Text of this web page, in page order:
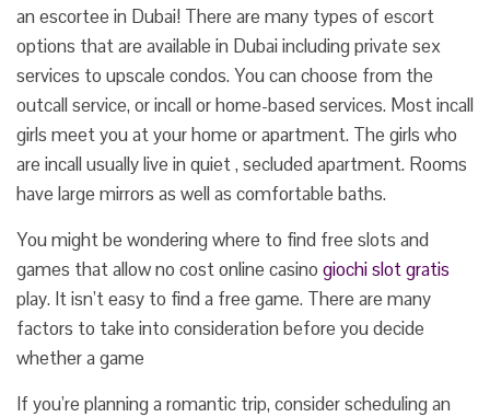
an escortee in Dubai! There are many types of escort
options that are available in Dubai including private sex
services to upscale condos. You can choose from the
outcall service, or incall or home-based services. Most incall
girls meet you at your home or apartment. The girls who
are incall usually live in quiet , secluded apartment. Rooms
have large mirrors as well as comfortable baths.
You might be wondering where to find free slots and
games that allow no cost online casino giochi slot gratis
play. It isn’t easy to find a free game. There are many
factors to take into consideration before you decide
whether a game
If you’re planning a romantic trip, consider scheduling an